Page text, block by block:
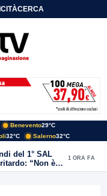
CERCA
Benevento29°C
32°C Salerno32°C
del 1° SAL
“Non è
1 ORA FA